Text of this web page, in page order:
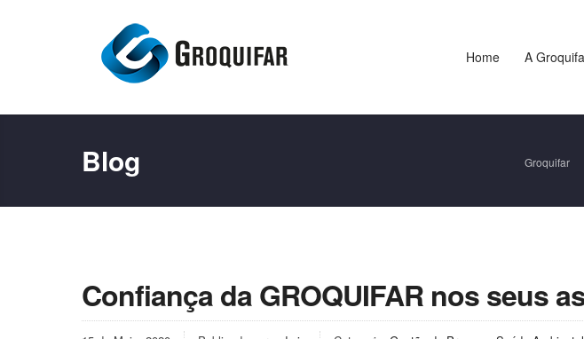
Home A
Blog Groquifar
Confiança da GROQUIFAR nos seus